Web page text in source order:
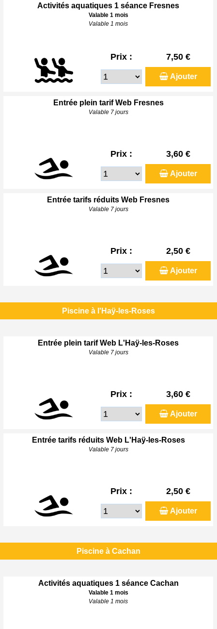
Activités aquatiques 1 séance Fresnes
Valable 1 mois
Valable 1 mois
Prix : 7,50 €
Ajouter
Entrée plein tarif Web Fresnes
Valable 7 jours
Prix : 3,60 €
Ajouter
Entrée tarifs réduits Web Fresnes
Valable 7 jours
Prix : 2,50 €
Ajouter
Piscine à l'Haÿ-les-Roses
Entrée plein tarif Web L'Haÿ-les-Roses
Valable 7 jours
Prix : 3,60 €
Ajouter
Entrée tarifs réduits Web L'Haÿ-les-Roses
Valable 7 jours
Prix : 2,50 €
Ajouter
Piscine à Cachan
Activités aquatiques 1 séance Cachan
Valable 1 mois
Valable 1 mois